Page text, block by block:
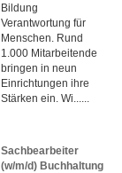
Bildung
Verantwortung für
Menschen. Rund
1.000 Mitarbeitende
bringen in neun
Einrichtungen ihre
Stärken ein. Wi......
Sachbearbeiter
(w/m/d) Buchhaltung